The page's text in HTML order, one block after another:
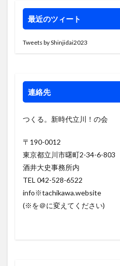
最近のツィート
Tweets by Shinjidai2023
連絡先
つくる。新時代立川！の会
〒190-0012
東京都立川市曙町2-34-6-803
酒井大史事務所内
TEL 042-528-6522
info※tachikawa.website
(※を＠に変えてください)